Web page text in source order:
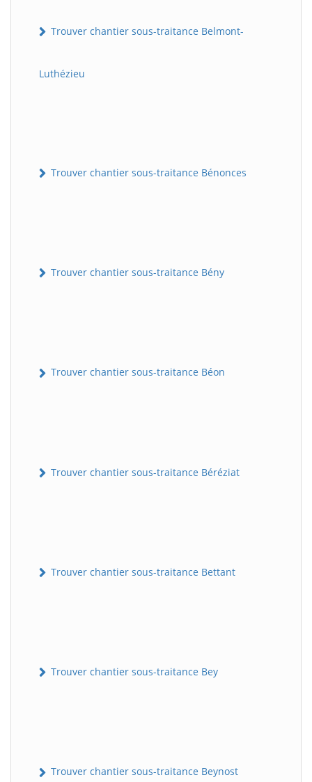
Trouver chantier sous-traitance Belmont-
Luthézieu
Trouver chantier sous-traitance Bénonces
Trouver chantier sous-traitance Bény
Trouver chantier sous-traitance Béon
Trouver chantier sous-traitance Béréziat
Trouver chantier sous-traitance Bettant
Trouver chantier sous-traitance Bey
Trouver chantier sous-traitance Beynost